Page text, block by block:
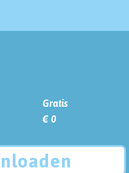
Gratis
€ 0